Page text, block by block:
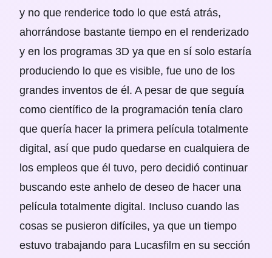
y no que renderice todo lo que está atrás,
ahorrándose bastante tiempo en el renderizado
y en los programas 3D ya que en sí solo estaría
produciendo lo que es visible, fue uno de los
grandes inventos de él. A pesar de que seguía
como científico de la programación tenía claro
que quería hacer la primera película totalmente
digital, así que pudo quedarse en cualquiera de
los empleos que él tuvo, pero decidió continuar
buscando este anhelo de deseo de hacer una
película totalmente digital. Incluso cuando las
cosas se pusieron difíciles, ya que un tiempo
estuvo trabajando para Lucasfilm en su sección